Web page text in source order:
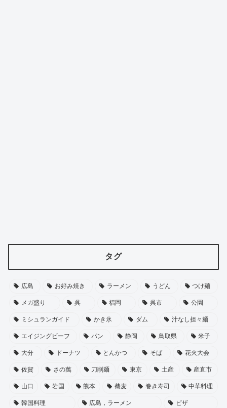
タグ
広島 お好み焼き ラーメン うどん つけ麺
メガ盛り 呉 福岡 呉市 公園
ミシュランガイド かき氷 ダム 汁なし担々麺
エイジングビーフ パン 静岡 鳥取県 米子
大分 ドーナツ とんかつ そば 花火大会
佐賀 さの萬 刀削麺 東京 土産 産直市
山口 岩国 熊本 蕎麦 巻き寿司 中華料理
韓国料理 広島，ラーメン ピザ